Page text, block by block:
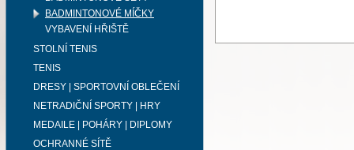
BADMINTONOVÉ MÍČKY
VYBAVENÍ HŘIŠTĚ
STOLNÍ TENIS
TENIS
DRESY | SPORTOVNÍ OBLEČENÍ
NETRADIČNÍ SPORTY | HRY
MEDAILE | POHÁRY | DIPLOMY
OCHRANNÉ SÍTĚ